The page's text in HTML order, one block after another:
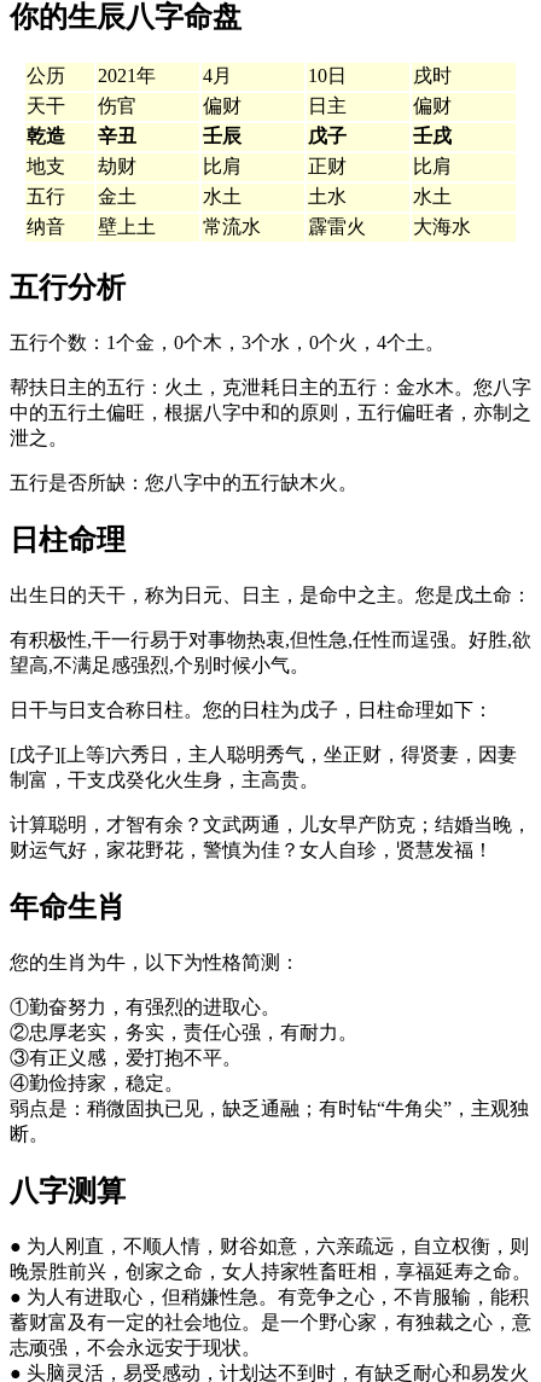
你的生辰八字命盘
公历 2021年 4月 10日
戌时
天干
伤官 偏财 日主
偏财
乾造
辛丑 壬辰 戊子
壬戌
地支
劫财 比肩 正财
比肩
五行
金土 水土 土水
水土
纳音
壁上土 常流水 霹雷火 大海水
五行分析
五行个数：1个金，0个木，3个水，0个火，4个土。
帮扶日主的五行：火土，克泄耗日主的五行：金水木。您八字
中的五行土偏旺，根据八字中和的原则，五行偏旺者，亦制之
泄之。
五行是否所缺：您八字中的五行缺木火。
日柱命理
出生日的天干，称为日元、日主，是命中之主。您是戊土命：
有积极性,干一行易于对事物热衷,但性急,任性而逞强。好胜,欲
望高,不满足感强烈,个别时候小气。
日干与日支合称日柱。您的日柱为戊子，日柱命理如下：
[戊子][上等]六秀日，主人聪明秀气，坐正财，得贤妻，因妻
制富，干支戊癸化火生身，主高贵。
计算聪明，才智有余？文武两通，儿女早产防克；结婚当晚，
财运气好，家花野花，警慎为佳？女人自珍，贤慧发福！
年命生肖
您的生肖为牛，以下为性格简测：
①勤奋努力，有强烈的进取心。
②忠厚老实，务实，责任心强，有耐力。
③有正义感，爱打抱不平。
④勤俭持家，稳定。
弱点是：稍微固执已见，缺乏通融；有时钻“牛角尖”，主观独
断。
八字测算
● 为人刚直，不顺人情，财谷如意，六亲疏远，自立权衡，则
晚景胜前兴，创家之命，女人持家牲畜旺相，享福延寿之命。
● 为人有进取心，但稍嫌性急。有竞争之心，不肯服输，能积
蓄财富及有一定的社会地位。是一个野心家，有独裁之心，意
志顽强，不会永远安于现状。
● 头脑灵活，易受感动，计划达不到时，有缺乏耐心和易发火